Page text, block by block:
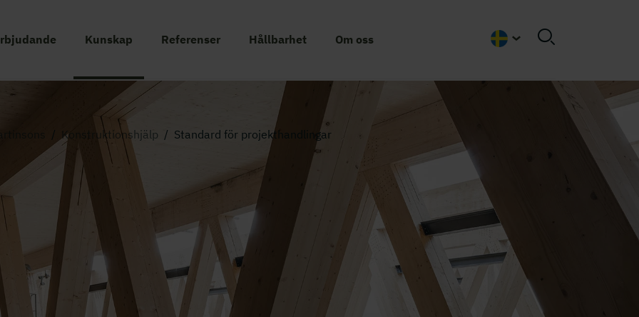
Kunskap Referenser Hållbarhet Om oss
Swedish
/ Konstruktionshjälp / Standard för projekthandlingar